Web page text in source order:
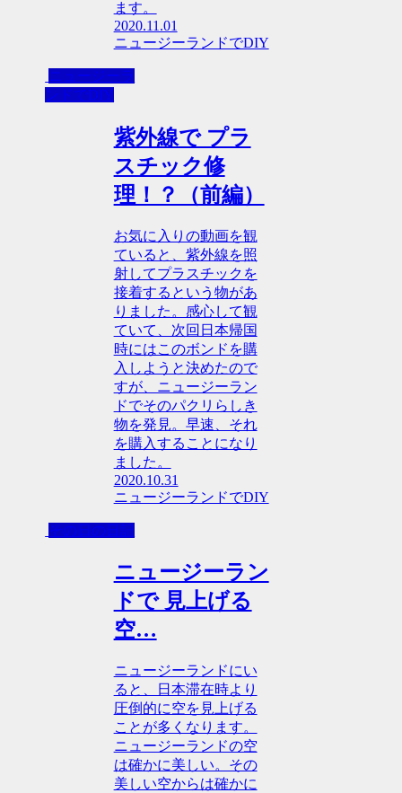
ます。
2020.11.01
ニュージーランドでDIY
ニュージーラ
ンドでDIY
紫外線で プラ
スチック修
理！？（前編）
お気に入りの動画を観
ていると、紫外線を照
射してプラスチックを
接着するという物があ
りました。感心して観
ていて、次回日本帰国
時にはこのボンドを購
入しようと決めたので
すが、ニュージーラン
ドでそのパクリらしき
物を発見。早速、それ
を購入することになり
ました。
2020.10.31
ニュージーランドでDIY
その日の日記
ニュージーラン
ドで 見上げる
空…
ニュージーランドにい
ると、日本滞在時より
圧倒的に空を見上げる
ことが多くなります。
ニュージーランドの空
は確かに美しい。その
美しい空からは確かに